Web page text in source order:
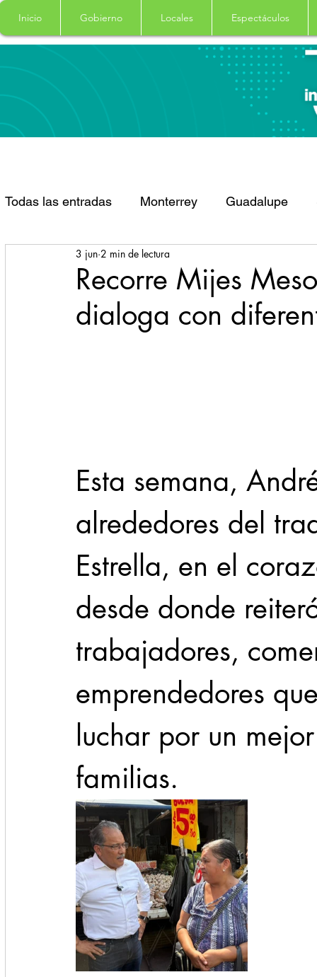
Inicio Gobierno Locales Espectáculos
Todas las entradas Monterrey Guadalupe
Santa Catarina San Pedro Garza Garcia
Espectaculos Clima Principal Salud
Recorre Mijes
dialoga con
3 jun 2 min de lectura
Esta semana,
alrededores del
Estrella, en el
desde donde
trabajadores,
emprendedores
luchar por un
familias.